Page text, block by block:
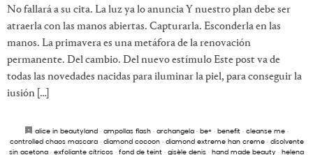
No fallará a su cita. La luz ya lo anuncia Y nuestro plan debe ser
atraerla con las manos abiertas. Capturarla. Esconderla en las
manos. La primavera es una metáfora de la renovación
permanente. Del cambio. Del nuevo estímulo Este post va de
todas las novedades nacidas para iluminar la piel, para conseguir la
iusión […]
alice in beautyland · ampollas flash · archangela · be+ · benefit · cleanse me ·
controlled chaos mascara· diamond cocoon· diamond extreme han creme· disolvente
sin acetona · exfoliante cítricos · fond de teint · gisèle denis · hand made beauty · helena